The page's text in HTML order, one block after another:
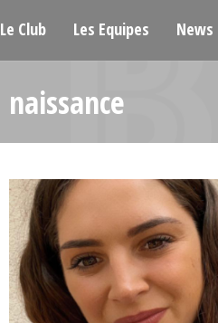
Le Club Les Equipes News
naissance